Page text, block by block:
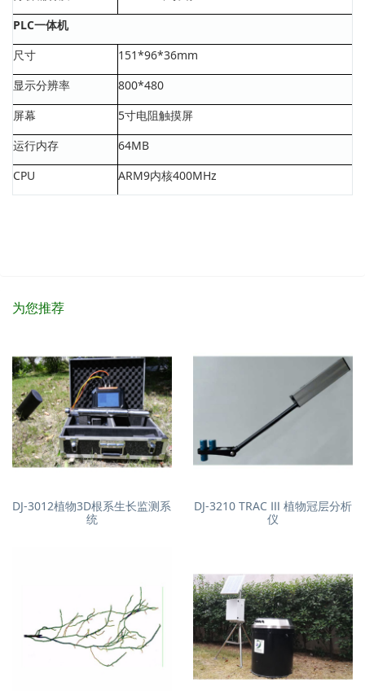
PLC一体机
尺寸
151*96*36mm
显示分辨率
800*480
屏幕
5寸电阻触摸屏
运行内存
64MB
CPU
ARM9内核400MHz
为您推荐
DJ-3012植物3D根系生长监测系
统
DJ-3210 TRAC Ⅲ 植物冠层分析
仪